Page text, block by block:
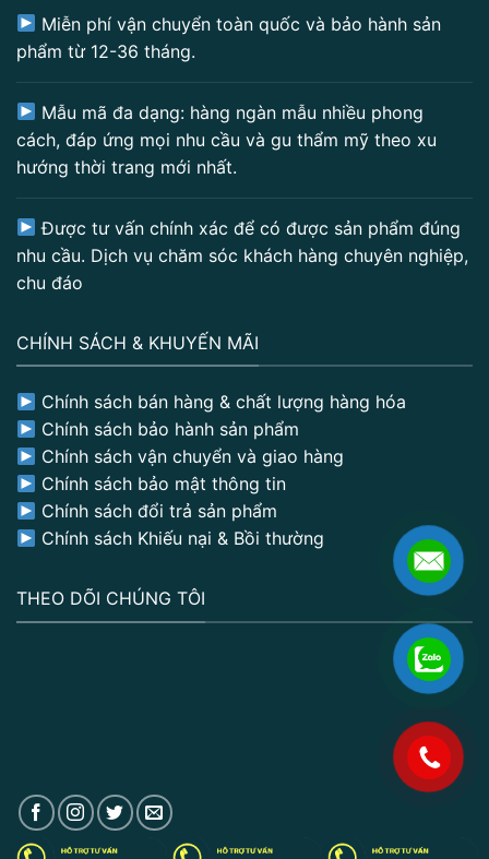
Miễn phí vận chuyển toàn quốc và bảo hành sản
phẩm từ 12-36 tháng.
Mẫu mã đa dạng: hàng ngàn mẫu nhiều phong
cách, đáp ứng mọi nhu cầu và gu thẩm mỹ theo xu
hướng thời trang mới nhất.
Được tư vấn chính xác để có được sản phẩm đúng
nhu cầu. Dịch vụ chăm sóc khách hàng chuyên nghiệp,
chu đáo
CHÍNH SÁCH & KHUYẾN MÃI
Chính sách bán hàng & chất lượng hàng hóa
Chính sách bảo hành sản phẩm
Chính sách vận chuyển và giao hàng
Chính sách bảo mật thông tin
Chính sách đổi trả sản phẩm
Chính sách Khiếu nại & Bồi thường
THEO DÕI CHÚNG TÔI
.